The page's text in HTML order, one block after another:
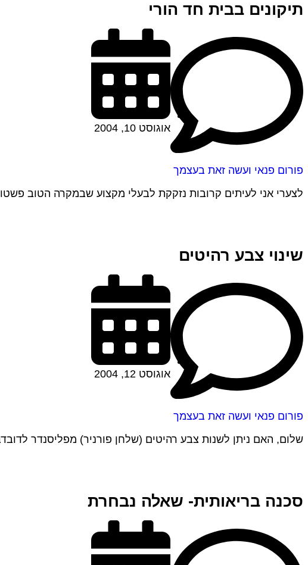
תיקונים בבית חד הורי
פורום פנאי ועשה זאת בעצמך
אוגוסט 10, 2004
לצערי אני לעיתים קרובות נזקקת לבעלי מקצוע שבמקרה הטוב
שינוי צבע רהיטים
פורום פנאי ועשה זאת בעצמך
אוגוסט 12, 2004
שלום, האם ניתן לשנות צבע רהיטים (שלחן פורניר) מפליסנדר לדובדבן? 12-08-2004 18:57:00 שימי דיאי שינוי צבעים לא לצערי לא ניתן , מאחר ופוליסנדר
סכנה בריאותית- שאלה נבחרת